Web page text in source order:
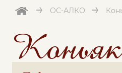
→ ОС-АЛКО →
Коньяк